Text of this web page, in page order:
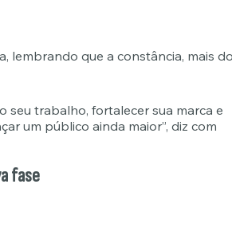
lembrando que a constância, mais
seu trabalho, fortalecer sua marca e
um público ainda maior”, diz com
fase